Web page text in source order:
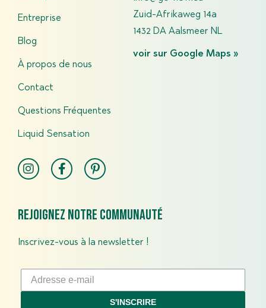
Entreprise
Blog
À propos de nous
Contact
Questions Fréquentes​
Liquid Sensation
Zuid-Afrikaweg 14a
1432 DA Aalsmeer NL
voir sur Google Maps »
Rejoignez notre communauté
Inscrivez-vous à la newsletter !
S'INSCRIRE